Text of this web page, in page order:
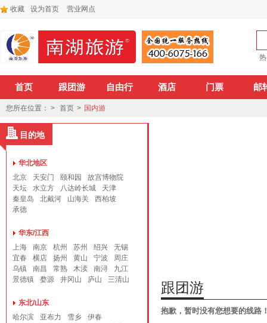
收藏 设为首页 营业网点
首页 跟团游 自由行 酒店 门票 邮
您所在位置： > 首页 > 国内游
目的地
华北地区
北京
天安门 颐和园
故宫博物院
天坛
水立方 八达岭长城
天津
秦皇岛
北戴河 山海关
西柏坡
承德
华东/江西
上海
南京 杭州 苏州 绍兴
无锡
宜春
横店 扬州 黄山 宁波
周庄
乌镇
南昌 常熟 木渎 南浔
九江
景德镇
婺源 井冈山 庐山 三清山
东北/山东
哈尔滨
亚布力 雪乡
伊春
跟团游
抱歉，暂时没有您想要的线路